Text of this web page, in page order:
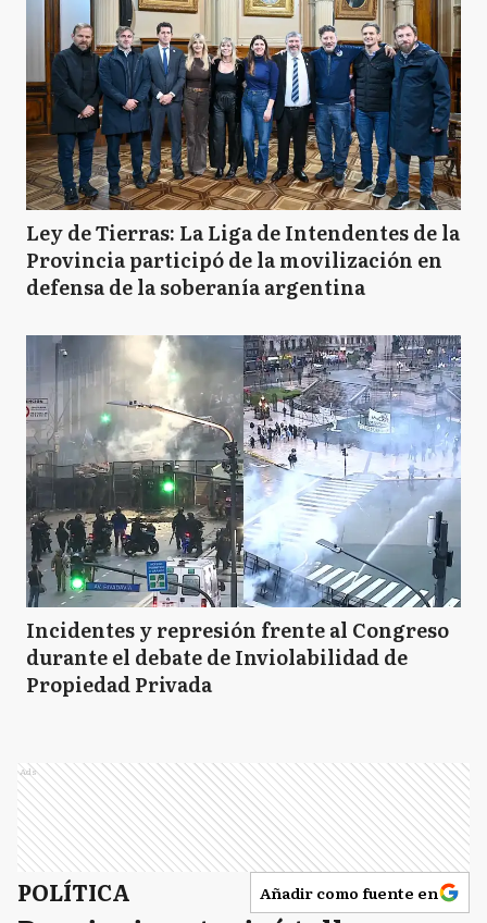
Ley de Tierras: La Liga de Intendentes de la
Provincia participó de la movilización en
defensa de la soberanía argentina
Incidentes y represión frente al Congreso
durante el debate de Inviolabilidad de
Propiedad Privada
Ads
POLÍTICA Añadir como fuente en